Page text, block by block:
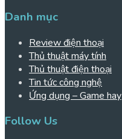
Danh mục
Review điện thoại
Thủ thuật máy tính
Thủ thuật điện thoại
Tin tức công nghệ
Ứng dụng – Game hay
Follow Us